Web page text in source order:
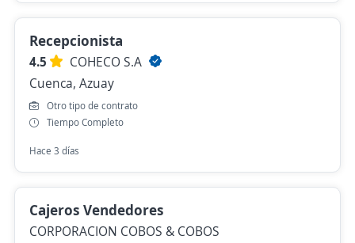
Recepcionista
4.5
COHECO S.A
Cuenca, Azuay
Otro tipo de contrato
Tiempo Completo
Hace 3 días
Cajeros Vendedores
CORPORACION COBOS & COBOS